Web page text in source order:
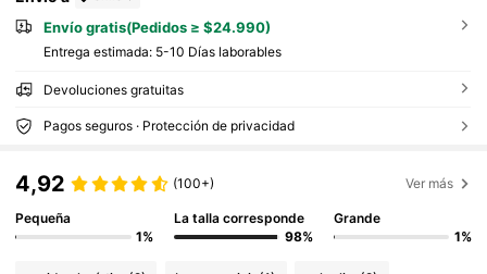
Envío gratis(Pedidos ≥ $24.990)
Entrega estimada: 5-10 Días laborables
Devoluciones gratuitas
Pagos seguros · Protección de privacidad
4,92 (100+) Ver más
Pequeña
1%
La talla corresponde
98%
Grande
1%